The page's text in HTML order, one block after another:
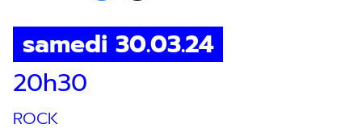
samedi 30.03.24
20h30
ROCK